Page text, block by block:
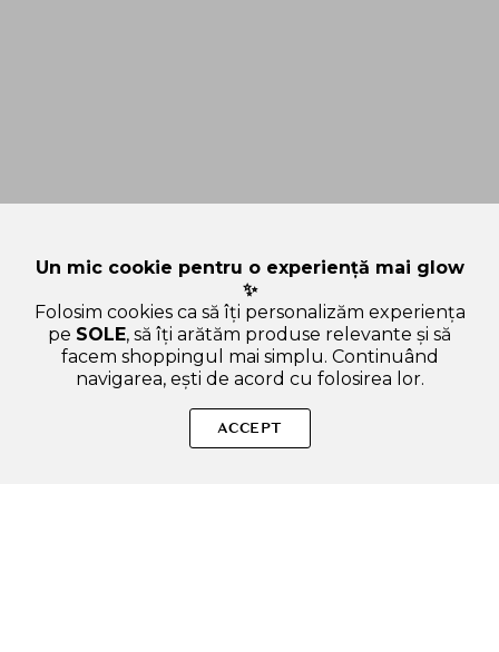
Translucent Set Finishing Power - pudra de fata formulata cu
aminoacizi si particule fine, care contribuie la controlul
Un mic cookie pentru o experiență mai glow
✨
Folosim cookies ca să îți personalizăm experiența
pe SOLE, să îți arătăm produse relevante și să
facem shoppingul mai simplu. Continuând
navigarea, ești de acord cu folosirea lor.
ACCEPT